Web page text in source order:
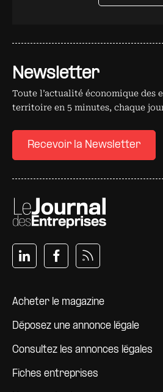
Newsletter
Toute l’actualité économique des
territoire en 5 minutes, chaque
Recevoir la Newsletter
Pied de page
Acheter le magazine
Déposez une annonce légale
Consultez les annonces légales
Fiches entreprises